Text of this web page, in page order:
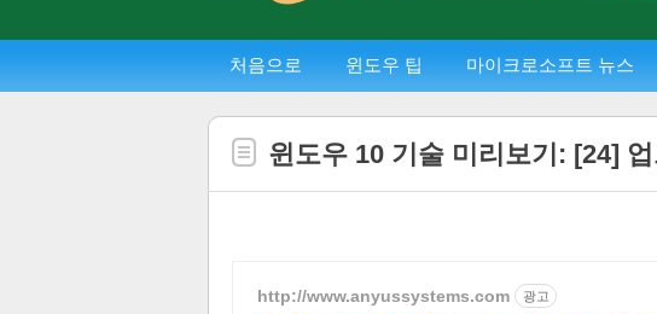
처음으로 윈도우 팁 마이크로소프트 뉴스
윈도우 10 기술 미리보기: [24]
http://www.anyussystems.com 광고